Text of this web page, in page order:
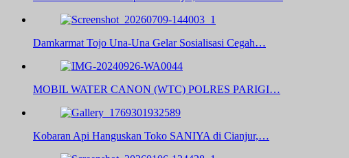
Damkarmat Tojo Una-Una Gelar Sosialisasi Cegah…
MOBIL WATER CANON (WTC) POLRES PARIGI…
Kobaran Api Hanguskan Toko SANIYA di Cianjur,…